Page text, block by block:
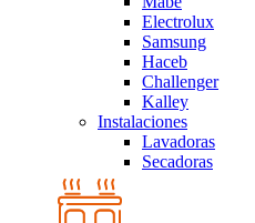
Electrolux
Samsung
Haceb
Challenger
Kalley
Instalaciones
Lavadoras
Secadoras